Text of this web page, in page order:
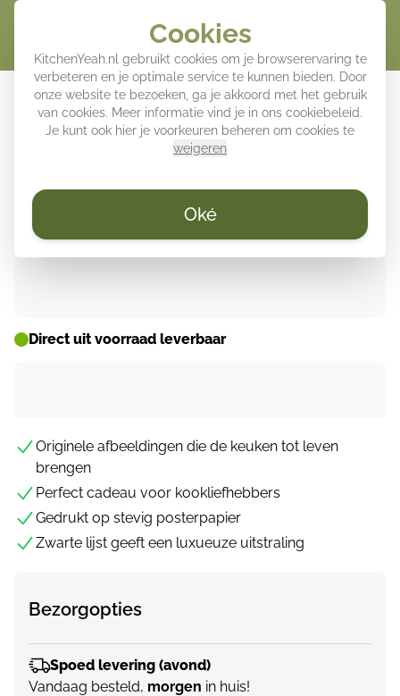
Cookies
KitchenYeah.nl gebruikt cookies om je browserervaring te
verbeteren en je optimale service te kunnen bieden. Door
onze website te bezoeken, ga je akkoord met het gebruik
van cookies. Meer informatie vind je in ons cookiebeleid.
Je kunt ook hier je voorkeuren beheren om cookies te
weigeren
Oké
Poster met lijst - Croissant -
Bloemenpatroon - Delftsblauw
Direct uit voorraad leverbaar
Originele afbeeldingen die de keuken tot leven
brengen
Perfect cadeau voor kookliefhebbers
Gedrukt op stevig posterpapier
Zwarte lijst geeft een luxueuze uitstraling
Bezorgopties
Spoed levering (avond)
Vandaag besteld, morgen in huis!